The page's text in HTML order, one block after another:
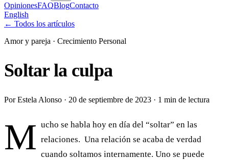
OpinionesFAQBlogContacto
English
← Todos los artículos
Amor y pareja · Crecimiento Personal
Soltar la culpa
Por Estela Alonso · 20 de septiembre de 2023 · 1 min de lectura
M ucho se habla hoy en día del “soltar” en las
relaciones. Una relación se acaba de verdad
cuando soltamos internamente. Uno se puede